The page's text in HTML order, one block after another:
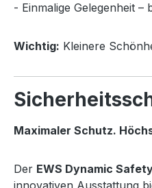
- Einmalige Gelegenheit –
Wichtig: Kleinere
Maximaler Schutz.
Der EWS Dynamic
innovativen Ausstattung